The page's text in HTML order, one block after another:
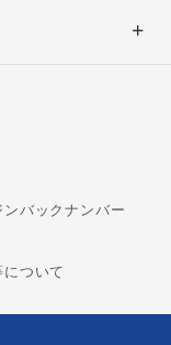
ンバックナンバー
ついて